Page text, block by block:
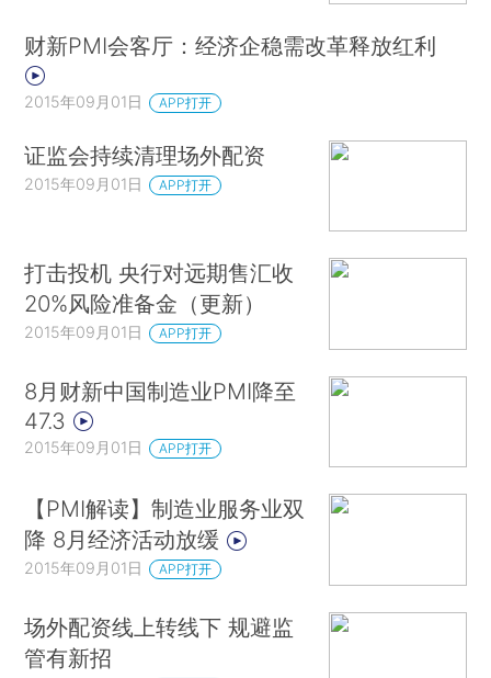
财新PMI会客厅：经济企稳需改革释放红利
2015年09月01日 APP打开
证监会持续清理场外配资
2015年09月01日 APP打开
打击投机 央行对远期售汇收
20%风险准备金（更新）
2015年09月01日 APP打开
8月财新中国制造业PMI降至
47.3
2015年09月01日 APP打开
【PMI解读】制造业服务业双
降 8月经济活动放缓
2015年09月01日 APP打开
场外配资线上转线下 规避监
管有新招